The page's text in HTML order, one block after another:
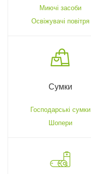
Миючі засоби
Освіжувачі повітря
Сумки
Господарські сумки
Шопери